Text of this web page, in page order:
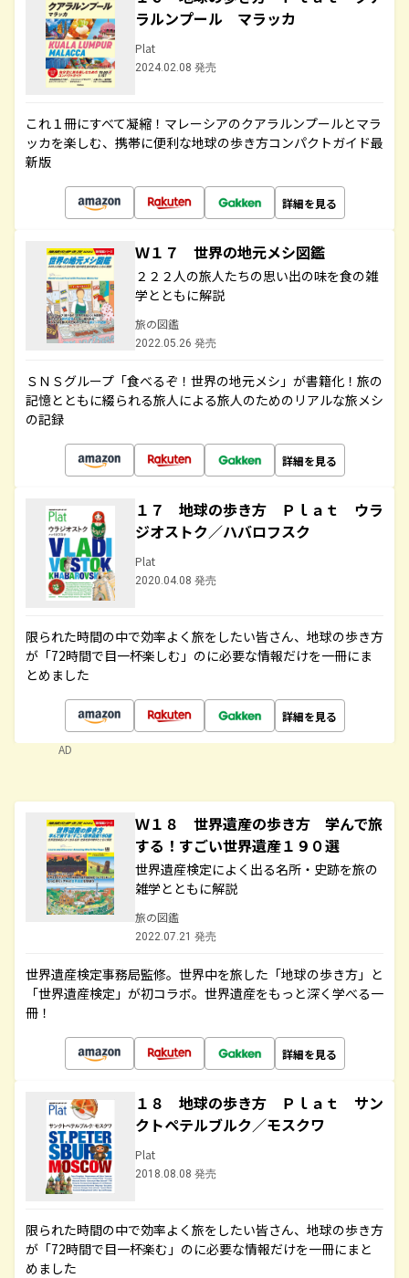
ラルンプール マラッカ
Plat
2024.02.08 発売
これ１冊にすべて凝縮！マレーシアのクアラルンプールとマラ
ッカを楽しむ、携帯に便利な地球の歩き方コンパクトガイド最
新版
詳細を見る
Ｗ１７ 世界の地元メシ図鑑
２２２人の旅人たちの思い出の味を食の雑
学とともに解説
旅の図鑑
2022.05.26 発売
ＳＮＳグループ「食べるぞ！世界の地元メシ」が書籍化！旅の
記憶とともに綴られる旅人による旅人のためのリアルな旅メシ
の記録
詳細を見る
１７ 地球の歩き方 Ｐｌａｔ ウラ
ジオストク／ハバロフスク
Plat
2020.04.08 発売
限られた時間の中で効率よく旅をしたい皆さん、地球の歩き方
が「72時間で目一杯楽しむ」のに必要な情報だけを一冊にま
とめました
詳細を見る
AD
Ｗ１８ 世界遺産の歩き方 学んで旅
する！すごい世界遺産１９０選
世界遺産検定によく出る名所・史跡を旅の
雑学とともに解説
旅の図鑑
2022.07.21 発売
世界遺産検定事務局監修。世界中を旅した「地球の歩き方」と
「世界遺産検定」が初コラボ。世界遺産をもっと深く学べる一
冊！
詳細を見る
１８ 地球の歩き方 Ｐｌａｔ サン
クトペテルブルク／モスクワ
Plat
2018.08.08 発売
限られた時間の中で効率よく旅をしたい皆さん、地球の歩き方
が「72時間で目一杯楽む」のに必要な情報だけを一冊にまと
めました